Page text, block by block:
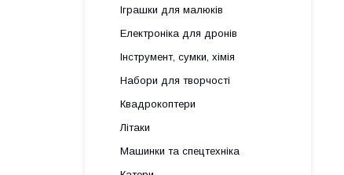
Іграшки для малюків
Електроніка для дронів
Інструмент, сумки, хімія
Набори для творчості
Квадрокоптери
Літаки
Машинки та спецтехніка